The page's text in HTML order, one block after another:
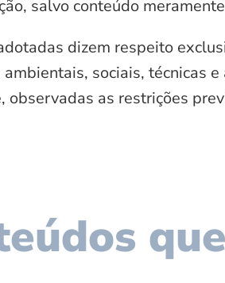
salvo conteúdo
dizem respeito
ambientais, sociais, técnicas
observadas as restrições